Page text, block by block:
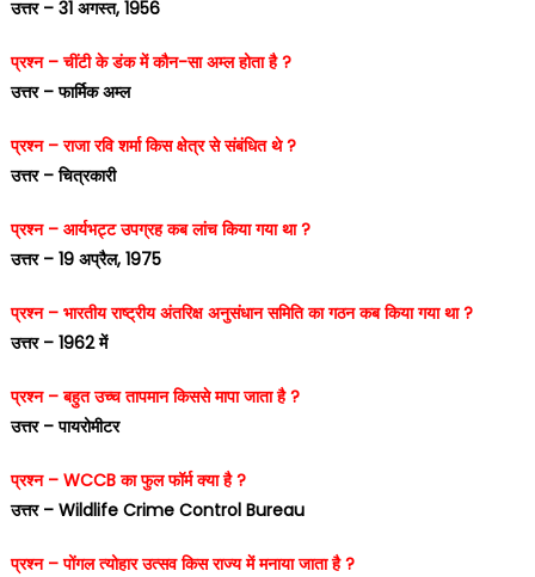
उत्तर – 31 अगस्त, 1956
प्रश्न – चींटी के डंक में कौन-सा अम्ल होता है ?
उत्तर – फार्मिक अम्ल
प्रश्न – राजा रवि शर्मा किस क्षेत्र से संबंधित थे ?
उत्तर – चित्रकारी
प्रश्न – आर्यभट्ट उपग्रह कब लांच किया गया था ?
उत्तर – 19 अप्रैल, 1975
प्रश्न – भारतीय राष्ट्रीय अंतरिक्ष अनुसंधान समिति का गठन कब किया गया था ?
उत्तर – 1962 में
प्रश्न – बहुत उच्च तापमान किससे मापा जाता है ?
उत्तर – पायरोमीटर
प्रश्न – WCCB का फुल फॉर्म क्या है ?
उत्तर – Wildlife Crime Control Bureau
प्रश्न – पोंगल त्योहार उत्सव किस राज्य में मनाया जाता है ?